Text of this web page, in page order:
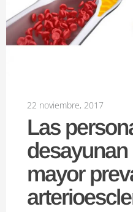
22 noviembre, 2017
Las
mayor